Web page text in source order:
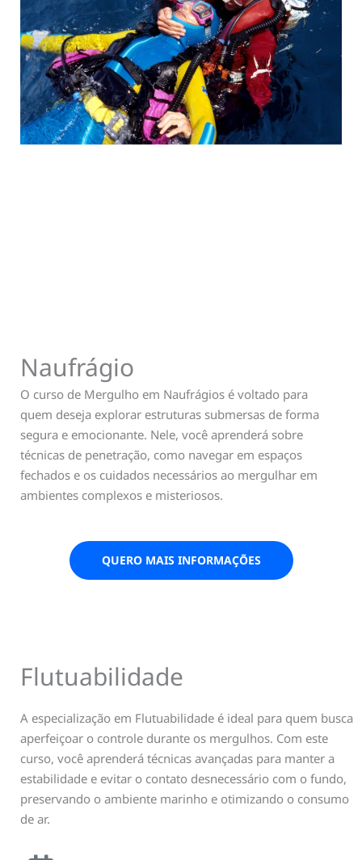
Naufrágio
O curso de Mergulho em Naufrágios é voltado para
quem deseja explorar estruturas submersas de forma
segura e emocionante. Nele, você aprenderá sobre
técnicas de penetração, como navegar em espaços
fechados e os cuidados necessários ao mergulhar em
ambientes complexos e misteriosos.
QUERO MAIS INFORMAÇÕES
Flutuabilidade​
A especialização em Flutuabilidade é ideal para quem busca
aperfeiçoar o controle durante os mergulhos. Com este
curso, você aprenderá técnicas avançadas para manter a
estabilidade e evitar o contato desnecessário com o fundo,
preservando o ambiente marinho e otimizando o consumo
de ar.